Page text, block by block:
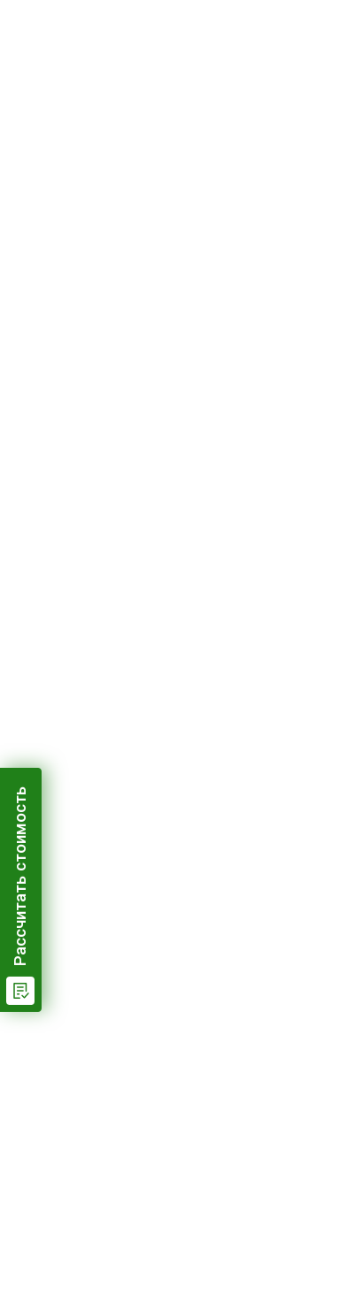
Рассчитать стоимость